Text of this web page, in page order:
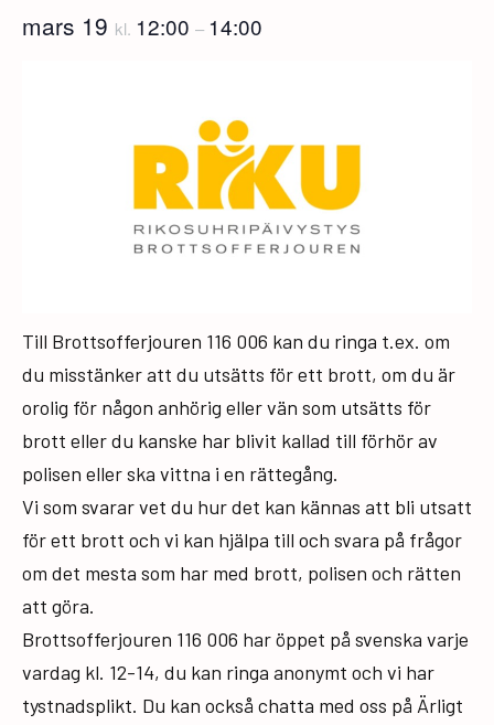
mars 19 kl. 12:00 – 14:00
Till Brottsofferjouren 116 006 kan du ringa t.ex. om
du misstänker att du utsätts för ett brott, om du är
orolig för någon anhörig eller vän som utsätts för
brott eller du kanske har blivit kallad till förhör av
polisen eller ska vittna i en rättegång.
Vi som svarar vet du hur det kan kännas att bli utsatt
för ett brott och vi kan hjälpa till och svara på frågor
om det mesta som har med brott, polisen och rätten
att göra.
Brottsofferjouren 116 006 har öppet på svenska varje
vardag kl. 12-14, du kan ringa anonymt och vi har
tystnadsplikt. Du kan också chatta med oss på Ärligt